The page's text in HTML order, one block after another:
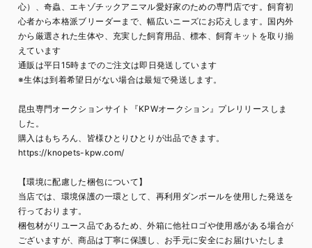
心）、奇蟲、エキゾチックアニマル愛好家のための専門店です。飼育初
心者から本格派ブリーダーまで、幅広いニーズにお応えします。国内外
から厳選された生体や、充実した飼育用品、標本、飼育キットを取り揃
えています
通販は平日15時までのご注文は即日発送しています
※生体は到着希望日がない場合は最短で発送します。
昆虫専門オークションサイト『KPWオークション』プレリリースしま
した。
購入はもちろん、皆様ひとりひとりが出品できます。
https://knopets-kpw.com/
【環境に配慮した梱包について】
当店では、環境保護の一環として、再利用ダンボールを使用した発送を
行っております。
梱包材がリユース品であるため、外箱に他社ロゴや使用感がある場合が
ございますが、商品は丁寧に保護し、お手元に安全にお届けいたしま